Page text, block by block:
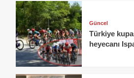
Güncel
Türkiye
heyecanı